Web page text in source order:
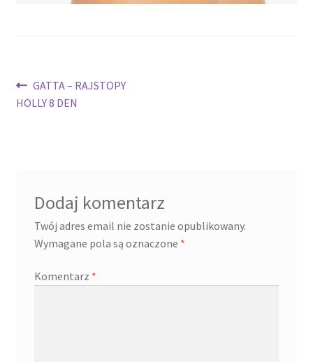
Nawigacja
wpisu
Poprzedni
wpis:
GATTA – RAJSTOPY
HOLLY 8 DEN
Dodaj komentarz
Twój adres email nie zostanie opublikowany.
Wymagane pola są oznaczone *
Komentarz *